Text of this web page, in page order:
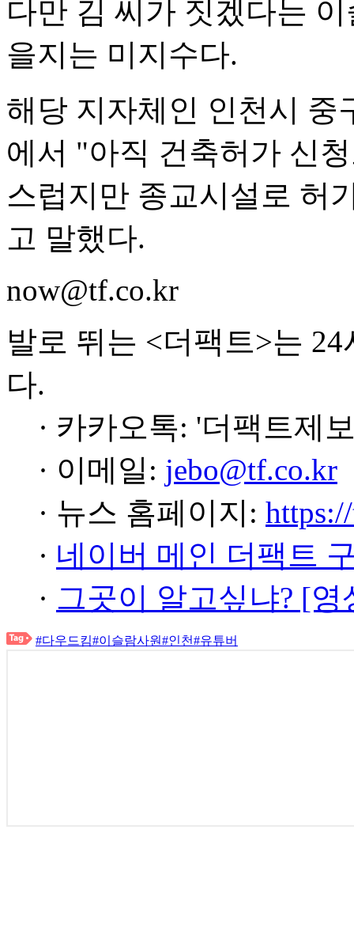
다만 김 씨가 짓겠다는
을지는 미지수다.
해당 지자체인 인천시 중
에서 "아직 건축허가 신
스럽지만 종교시설로 허
고 말했다.
now@tf.co.kr
발로 뛰는 <더팩트>는
다.
· 카카오톡: '더팩트제
· 이메일: jebo@tf.co.kr
· 뉴스 홈페이지:
· 네이버 메인 더팩트
· 그곳이 알고싶냐? [
#다우드킴#이슬람사원#인천#유튜버